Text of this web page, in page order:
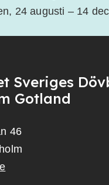
24 augusti – 14
Sveriges
Gotland
46